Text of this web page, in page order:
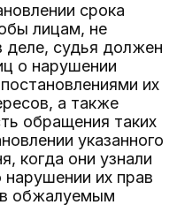
срока
лицам, не
деле, судья должен
о нарушении
их
а также
обращения таких
указанного
когда они узнали
их прав
обжалуемым